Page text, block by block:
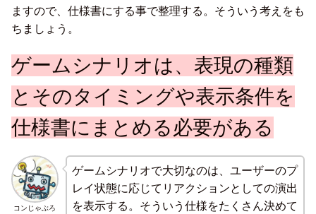
ますので、仕様書にする事で整理する。そういう考えをも
ちましょう。
ゲームシナリオは、表現の種類
とそのタイミングや表示条件を
仕様書にまとめる必要がある
コンじゃぶろ
ゲームシナリオで大切なのは、ユーザーのプ
レイ状態に応じてリアクションとしての演出
を表示する。そういう仕様をたくさん決めて